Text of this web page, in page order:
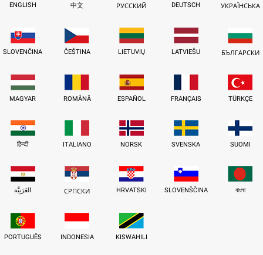
ENGLISH 中文 РУССКИЙ DEUTSCH УКРАЇНСЬКА
SLOVENČINA ČEŠTINA LIETUVIŲ LATVIEŠU БЪЛГАРСКИ
MAGYAR ROMÂNĂ ESPAÑOL FRANÇAIS TÜRKÇE
हिन्दी ITALIANO NORSK SVENSKA SUOMI
العَرَبِيَّة СРПСКИ HRVATSKI SLOVENŠČINA বাংলা
PORTUGUÊS INDONESIA KISWAHILI